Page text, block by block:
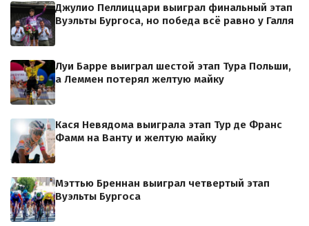
Джулио Пеллиццари выиграл финальный этап
Вуэльты Бургоса, но победа всё равно у Галля
Луи Барре выиграл шестой этап Тура Польши,
а Леммен потерял желтую майку
Кася Невядома выиграла этап Тур де Франс
Фамм на Ванту и желтую майку
Мэттью Бреннан выиграл четвертый этап
Вуэльты Бургоса